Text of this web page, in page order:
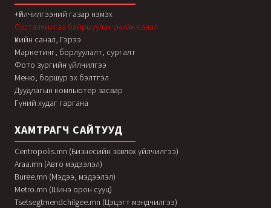
+Үйлчилгээний газар нэмэх
Сурталчилгаа байршуулах үнийн санал
Үнийн санал, Гэрээ
Маркетинг, борлуулалт, сургалт
Фото зургийн үйлчилгээ
Меню, боршур эх бэлтгэл
Дуудлагын компьютер засвар
Гүний худаг гаргана
ХАМТРАГЧ САЙТУУД
Centropolis.mn (Бизнесийн зөвлөх үйлчилгээ)
Araa.mn (Авто мэдээлэл)
Buree.mn (Мэдээ, мэдээлэл)
Metro.mn (Шинэ орон сууц)
Tsetsegtmendchilgee.mn (Цэцэгт мэндчилгээ)